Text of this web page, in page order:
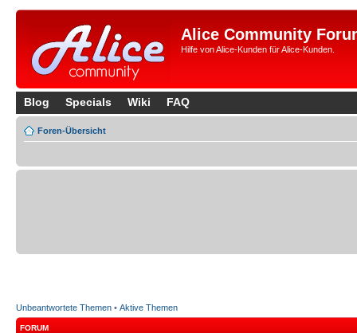
Alice Community
Hilfe von Alice-Kunden für Alice-Kunden.
Blog Specials Wiki FAQ
Foren-Übersicht
Unbeantwortete Themen • Aktive Themen
FORUM